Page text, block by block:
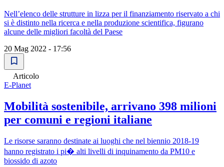
Nell’elenco delle strutture in lizza per il finanziamento riservato a chi
si è distinto nella ricerca e nella produzione scientifica, figurano
alcune delle migliori facoltà del Paese
20 Mag 2022 - 17:56
Articolo
E-Planet
Mobilità sostenibile, arrivano 398 milioni
per comuni e regioni italiane
Le risorse saranno destinate ai luoghi che nel biennio 2018-19
hanno registrato i pi� alti livelli di inquinamento da PM10 e
biossido di azoto